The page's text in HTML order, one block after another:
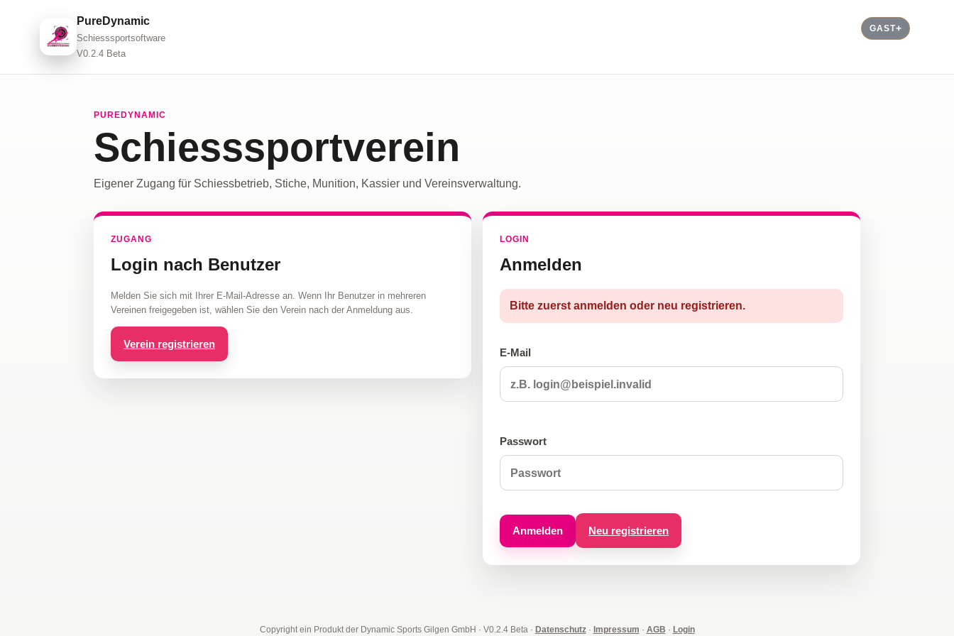
PureDynamic
Schiesssportsoftware
V0.2.4 Beta
GAST
PUREDYNAMIC
Schiesssportverein
Eigener Zugang für Schiessbetrieb, Stiche, Munition, Kassier und Vereinsverwaltung.
ZUGANG
Login nach Benutzer
Melden Sie sich mit Ihrer E-Mail-Adresse an. Wenn Ihr Benutzer in mehreren
Vereinen freigegeben ist, wählen Sie den Verein nach der Anmeldung aus.
Verein registrieren
LOGIN
Anmelden
Bitte zuerst anmelden oder neu registrieren.
E-Mail
Passwort
Anmelden Neu registrieren
Copyright ein Produkt der Dynamic Sports Gilgen GmbH · V0.2.4 Beta· Datenschutz· Impressum · AGB · Login